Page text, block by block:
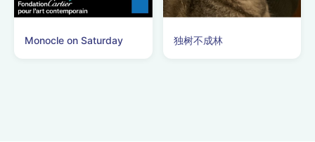
Monocle on Saturday 独树不成林